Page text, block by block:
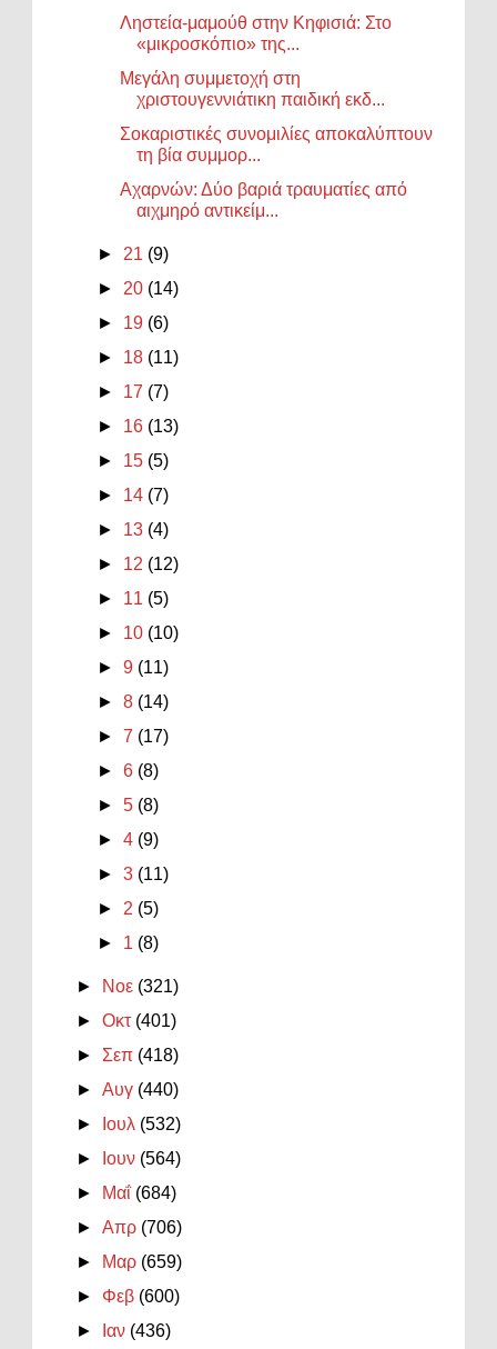
Ληστεία-μαμούθ στην Κηφισιά: Στο
«μικροσκόπιο» της...
Μεγάλη συμμετοχή στη
χριστουγεννιάτικη παιδική εκδ...
Σοκαριστικές συνομιλίες αποκαλύπτουν
τη βία συμμορ...
Αχαρνών: Δύο βαριά τραυματίες από
αιχμηρό αντικείμ...
► 21 (9)
► 20 (14)
► 19 (6)
► 18 (11)
► 17 (7)
► 16 (13)
► 15 (5)
► 14 (7)
► 13 (4)
► 12 (12)
► 11 (5)
► 10 (10)
►9 (11)
►8 (14)
►7 (17)
►6 (8)
►5 (8)
►4 (9)
►3 (11)
► 2 (5)
► 1 (8)
► Νοε (321)
►Οκτ (401)
► Σεπ (418)
►Αυγ (440)
►
Ιουλ (532)
►
Ιουν (564)
►
Μαΐ (684)
►Απρ (706)
►
Μαρ (659)
► Φεβ (600)
►
Ιαν (436)